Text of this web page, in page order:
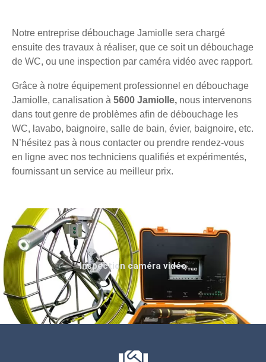
Notre entreprise débouchage Jamiolle sera chargé
ensuite des travaux à réaliser, que ce soit un débouchage
de WC, ou une inspection par caméra vidéo avec rapport.
Grâce à notre équipement professionnel en débouchage
Jamiolle, canalisation à 5600 Jamiolle, nous intervenons
dans tout genre de problèmes afin de débouchage les
WC, lavabo, baignoire, salle de bain, évier, baignoire, etc.
N’hésitez pas à nous contacter ou prendre rendez-vous
en ligne avec nos techniciens qualifiés et expérimentés,
fournissant un service au meilleur prix.
Inspection caméra vidéo